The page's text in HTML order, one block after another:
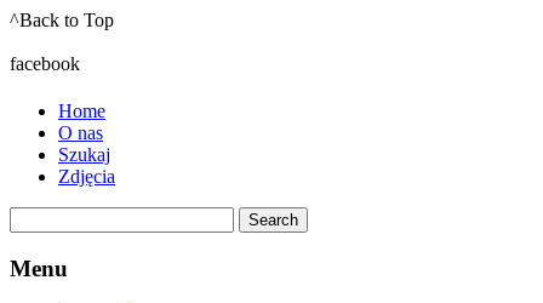
^Back to Top
facebook
Home
O nas
Szukaj
Zdjęcia
Menu